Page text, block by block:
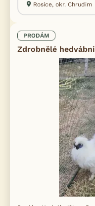
Rosice, okr. Chrudim
PRODÁM
Zdrobnĕlé